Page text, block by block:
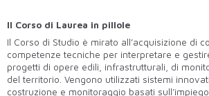
Il Corso di Laurea in pillole
Il Corso di Studio è mirato all’acquisizione di
competenze tecniche per interpretare e
progetti di opere edili, infrastrutturali, di
del territorio. Vengono utilizzati sistemi
costruzione e monitoraggio basati